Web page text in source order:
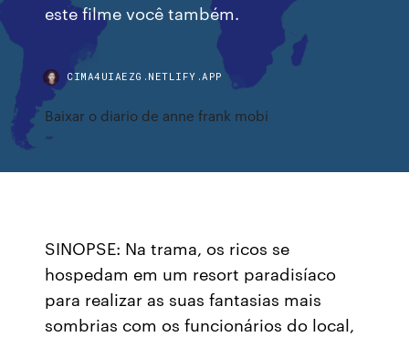
este filme você também.
CIMA4UIAEZG.NETLIFY.APP
Baixar o diario de anne frank mobi
SINOPSE: Na trama, os ricos se
hospedam em um resort paradisíaco
para realizar as suas fantasias mais
sombrias com os funcionários do local,